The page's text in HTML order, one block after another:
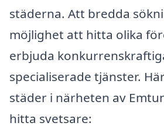
städerna. Att bredda
möjlighet att hitta olika
erbjuda
specialiserade tjänster.
städer i närheten av
hitta svetsare: